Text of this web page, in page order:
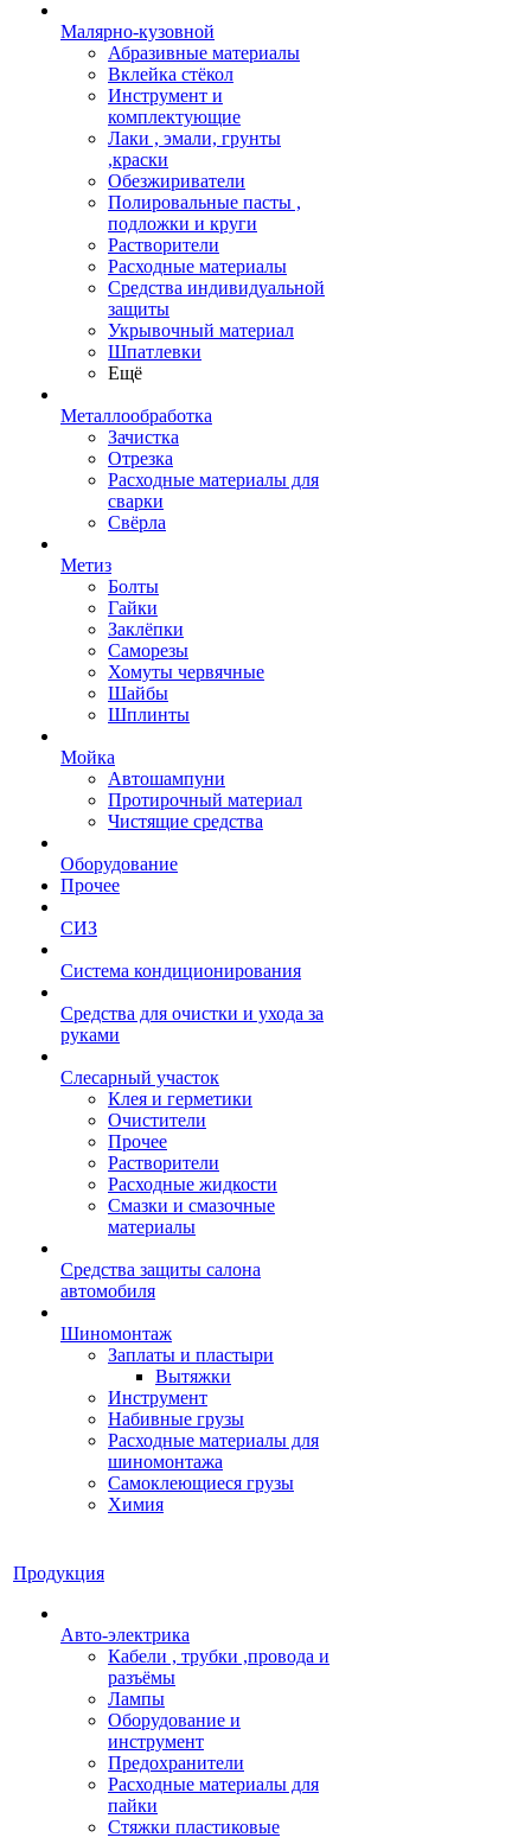
Малярно-кузовной
Абразивные материалы
Вклейка стёкол
Инструмент и
комплектующие
Лаки , эмали, грунты
,краски
Обезжириватели
Полировальные пасты ,
подложки и круги
Растворители
Расходные материалы
Средства индивидуальной
защиты
Укрывочный материал
Шпатлевки
Ещё
Металлообработка
Зачистка
Отрезка
Расходные материалы для
сварки
Свёрла
Метиз
Болты
Гайки
Заклёпки
Саморезы
Хомуты червячные
Шайбы
Шплинты
Мойка
Автошампуни
Протирочный материал
Чистящие средства
Оборудование
Прочее
СИЗ
Система кондиционирования
Средства для очистки и ухода за
руками
Слесарный участок
Клея и герметики
Очистители
Прочее
Растворители
Расходные жидкости
Смазки и смазочные
материалы
Средства защиты салона
автомобиля
Шиномонтаж
Заплаты и пластыри
Вытяжки
Инструмент
Набивные грузы
Расходные материалы для
шиномонтажа
Самоклеющиеся грузы
Химия
Продукция
Авто-электрика
Кабели , трубки ,провода и
разъёмы
Лампы
Оборудование и
инструмент
Предохранители
Расходные материалы для
пайки
Стяжки пластиковые